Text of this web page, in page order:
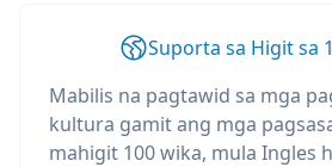
Suporta sa Higit sa
Mabilis na pagtawid sa mga
kultura gamit ang mga
mahigit 100 wika, mula Ingles